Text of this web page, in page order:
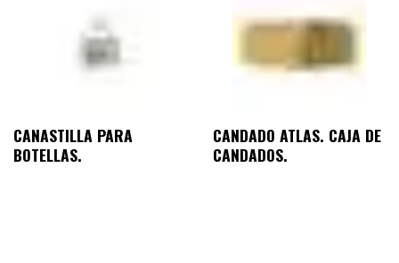
CANASTILLA PARA
BOTELLAS.
CANDADO ATLAS. CAJA DE
CANDADOS.